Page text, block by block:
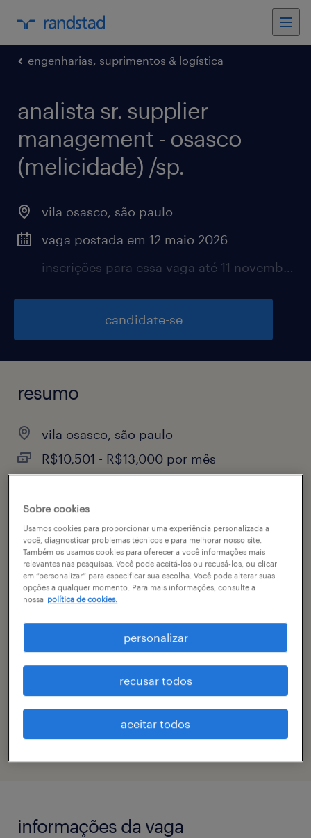
engenharias, suprimentos & logística
analista sr. supplier
management - osasco
(melicidade) /sp.
vila osasco, são paulo
vaga postada em 12 maio 2026
inscrições para essa vaga até 11 novembro 2026
candidate-se
resumo
vila osasco, são paulo
R$10,501 - R$13,000 por mês
vagas disponíveis
especialidade
tamiris lopes caires silva
código da vaga
eTalent_JP-180936
informações da vaga
Sobre cookies
Usamos cookies para proporcionar uma experiência personalizada a
você, diagnosticar problemas técnicos e para melhorar nosso site.
Também os usamos cookies para oferecer a você informações mais
relevantes nas pesquisas. Você pode aceitá-los ou recusá-los, ou clicar
em “personalizar” para especificar sua escolha. Você pode alterar suas
opções a qualquer momento. Para mais informações, consulte a
nossa política de cookies.
personalizar
recusar todos
aceitar todos